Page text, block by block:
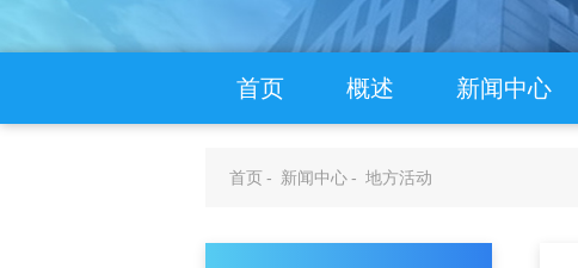
首页 概述 新闻中心
首页- 新闻中心- 地方活动